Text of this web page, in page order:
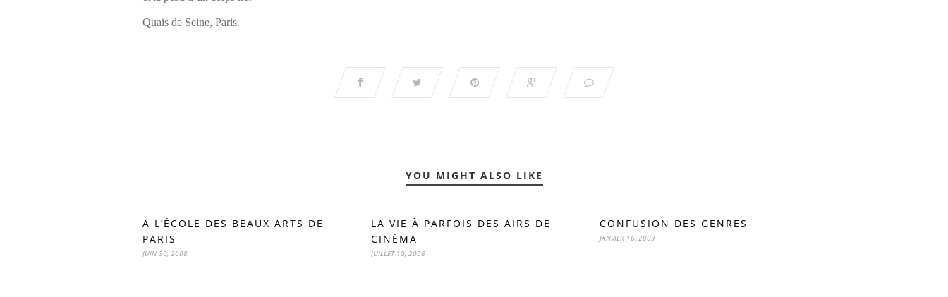
Quais de Seine, Paris.
YOU MIGHT ALSO LIKE
A L’ÉCOLE DES BEAUX ARTS DE
PARIS
JUIN 30, 2008
LA VIE À PARFOIS DES AIRS DE
CINÉMA
JUILLET 10, 2008
CONFUSION DES GENRES
JANVIER 16, 2009